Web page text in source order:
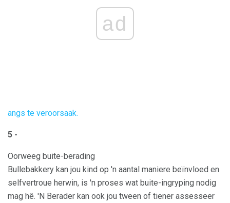
ad
angs te veroorsaak.
5 -
Oorweeg buite-berading
Bullebakkery kan jou kind op 'n aantal maniere beïnvloed en
selfvertroue herwin, is 'n proses wat buite-ingryping nodig
mag hê. 'N Berader kan ook jou tween of tiener assesseer